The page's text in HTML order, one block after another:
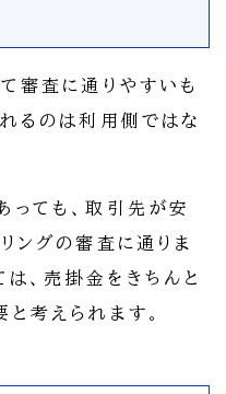
審査に通りやすいも
るのは利用側ではな
っても、取引先が安
ングの審査に通りま
は、売掛金をきちんと
考えられます。